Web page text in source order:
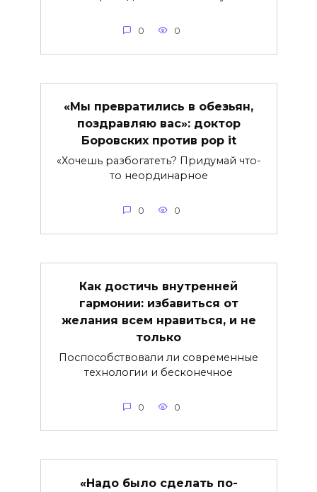
0 0
«Мы превратились в обезьян,
поздравляю вас»: доктор
Боровских против pop it
«Хочешь разбогатеть? Придумай что-
то неординарное
0 0
Как достичь внутренней
гармонии: избавиться от
желания всем нравиться, и не
только
Поспособствовали ли современные
технологии и бесконечное
0 0
«Надо было сделать по-